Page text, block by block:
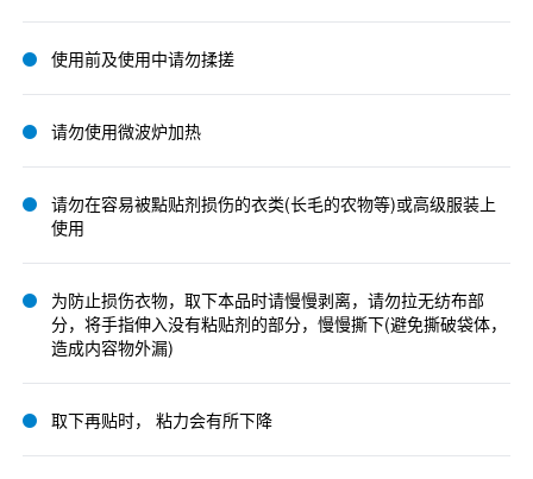
使用前及使用中请勿揉搓
请勿使用微波炉加热
请勿在容易被點贴剂损伤的衣类(长毛的农物等)或高级服装上
使用
为防止损伤衣物，取下本品时请慢慢剥离，请勿拉无纺布部
分，将手指伸入没有粘贴剂的部分，慢慢撕下(避免撕破袋体，
造成内容物外漏)
取下再贴时， 粘力会有所下降